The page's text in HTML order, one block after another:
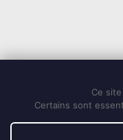
Ce
Certains sont